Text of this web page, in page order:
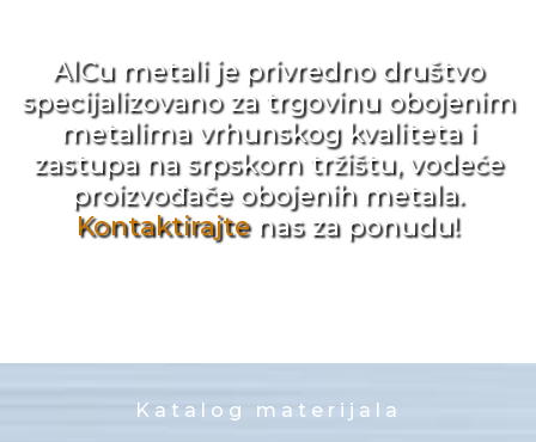
AlCu metali je privredno društvo
specijalizovano za trgovinu obojenim
metalima vrhunskog kvaliteta i
zastupa na srpskom tržištu, vodeće
proizvođače obojenih metala.
Kontaktirajtenas za ponudu!
Katalog materijala